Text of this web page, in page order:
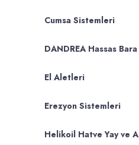
Cumsa Sistemleri
DANDREA Hassas
El Aletleri
Erezyon Sistemleri
Helikoil Hatve Yay ve